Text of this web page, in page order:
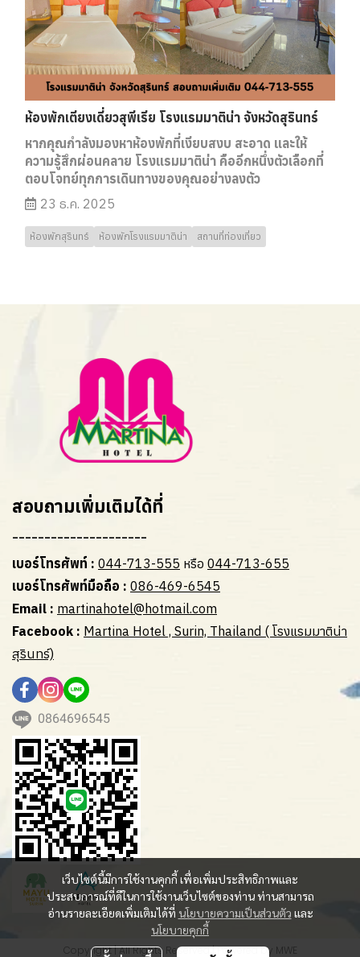
ห้องพักเตียงเดี่ยวสุพีเรีย โรงแรมมาติน่า จังหวัดสุรินทร์
หากคุณกำลังมองหาห้องพักที่เงียบสงบ สะอาด และให้
ความรู้สึกผ่อนคลาย โรงแรมมาติน่า คืออีกหนึ่งตัวเลือกที่
ตอบโจทย์ทุกการเดินทางของคุณอย่างลงตัว
23 ธ.ค. 2025
ห้องพักสุรินทร์ ห้องพักโรงแรมมาติน่า สถานที่ท่องเที่ยว
เว็บไซต์นี้มีการใช้งานคุกกี้ เพื่อเพิ่มประสิทธิภาพและ
ประสบการณ์ที่ดีในการใช้งานเว็บไซต์ของท่าน ท่านสามารถ
อ่านรายละเอียดเพิ่มเติมได้ที่ นโยบายความเป็นส่วนตัว และ
นโยบายคุกกี้
สอบถามเพิ่มเติมได้ที่
---------------------
เบอร์โทรศัพท์ : 044-713-555 หรือ 044-713-655
เบอร์โทรศัพท์มือถือ : 086-469-6545
Email : martinahotel@hotmail.com
Facebook : Martina Hotel , Surin, Thailand ( โรงแรมมาติน่า
สุรินทร์)
0864696545
Copyright | All Rights Reserved | Powered by MWE